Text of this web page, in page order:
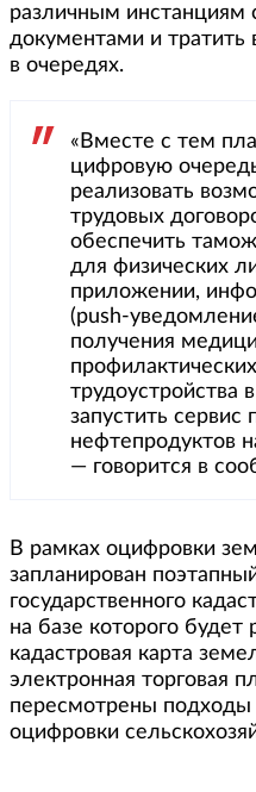
различным
документами и
в очередях.
«Вместе с тем
цифровую
реализовать
трудовых
обеспечить
для физических
приложении,
(push-
получения
трудоустройства
запустить сервис
нефтепродуктов
— говорится в
В рамках оцифровки
запланирован
государственного
на базе которого будет
кадастровая карта
электронная торговая
пересмотрены подходы
оцифровки